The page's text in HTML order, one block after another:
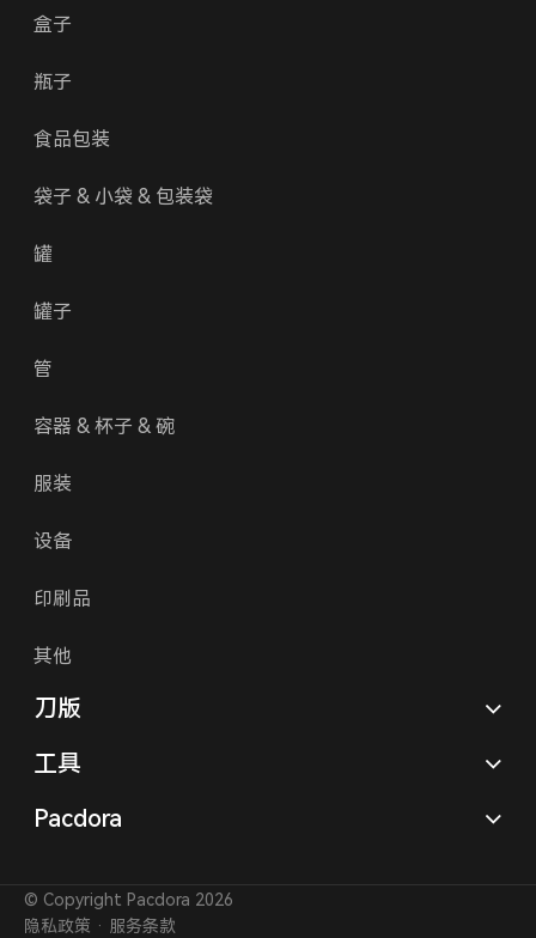
盒子
瓶子
食品包装
袋子 & 小袋 & 包装袋
罐
罐子
管
容器 & 杯子 & 碗
服装
设备
印刷品
其他
刀版
工具
Pacdora
© Copyright Pacdora 2026
隐私政策 · 服务条款